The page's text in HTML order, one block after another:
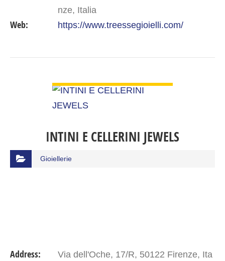
nze, Italia
Web: https://www.treessegioielli.com/
INTINI E CELLERINI JEWELS
Gioiellerie
Address:
Via dell'Oche, 17/R, 50122 Firenze, Ita